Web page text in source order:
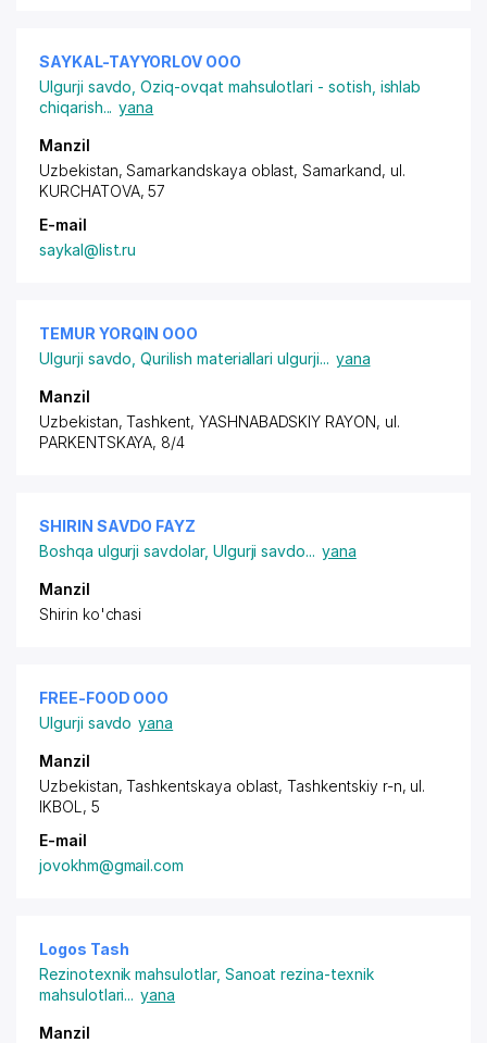
SAYKAL-TAYYORLOV ООО
Ulgurji savdo ,Oziq-ovqat mahsulotlari - sotish, ishlab
chiqarish... yana
Manzil
Uzbekistan, Samarkandskaya oblast, Samarkand, ul.
KURCHATOVA, 57
E-mail
saykal@list.ru
TEMUR YORQIN ООО
Ulgurji savdo ,Qurilish materiallari ulgurji... yana
Manzil
Uzbekistan, Tashkent, YASHNABADSKIY RAYON, ul.
PARKENTSKAYA, 8/4
SHIRIN SAVDO FAYZ
Boshqa ulgurji savdolar, Ulgurji savdo... yana
Manzil
Shirin ko'chasi
FREE-FOOD ООО
Ulgurji savdo yana
Manzil
Uzbekistan, Tashkentskaya oblast, Tashkentskiy r-n, ul.
IKBOL , 5
E-mail
jovokhm@gmail.com
Logos Tash
Rezinotexnik mahsulotlar, Sanoat rezina-texnik
mahsulotlari... yana
Manzil